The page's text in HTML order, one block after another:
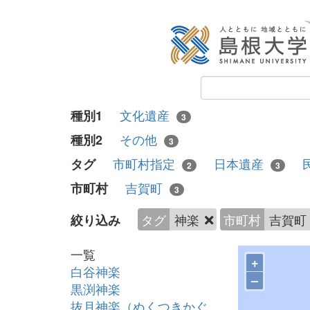
種別1 文化遺産 3
種別2 その他 3
タグ 市町村指定 2 日本遺産 3
市町村
吉賀町 3
絞り込み タグ 神楽 市町村 吉賀町
一覧
白谷神楽
黒渕神楽
抜月神楽（ぬくつきかぐ
+
–